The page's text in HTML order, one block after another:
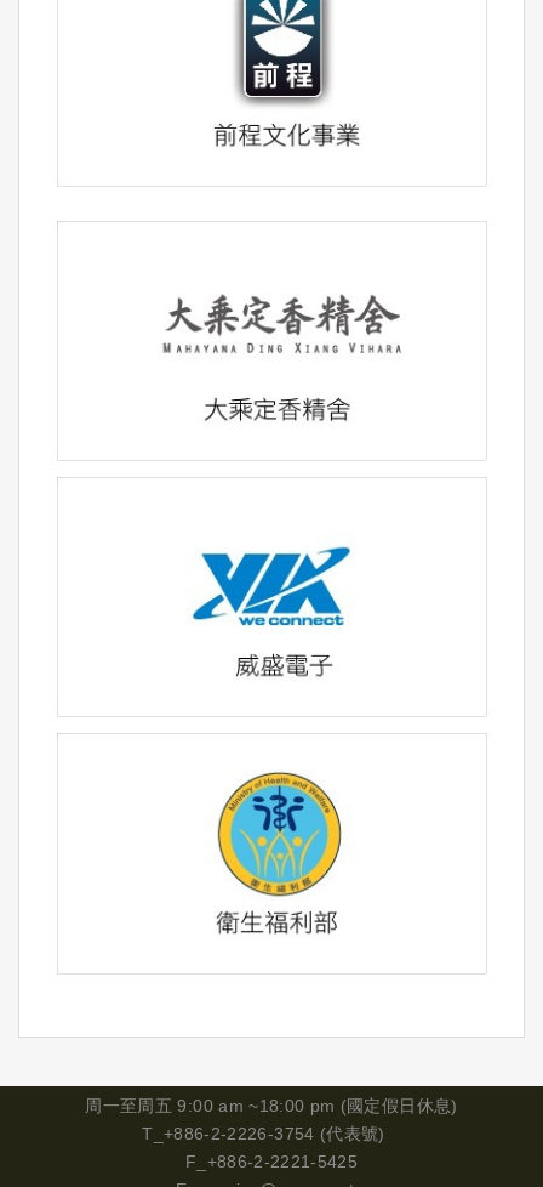
周一至周五 9:00 am ~18:00 pm (國定假日休息)
T_+886-2-2226-3754 (代表號)
F_+886-2-2221-5425